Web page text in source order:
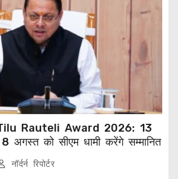
Rauteli Award 2026: 13
अगस्त को सीएम धामी करेंगे सम्मानित
नॉर्दर्न रिपोर्टर